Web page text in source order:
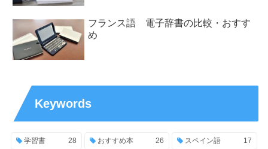
フランス語 電子辞書の比較・おすす
め
Keywords
学習書 28 おすすめ本 26 スペイン語 17